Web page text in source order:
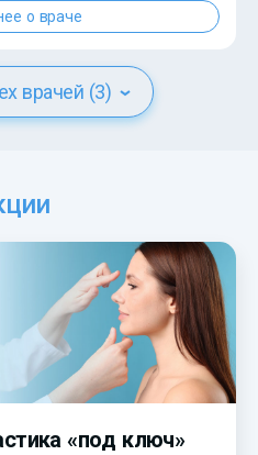
о враче
врачей (3)
«под ключ»